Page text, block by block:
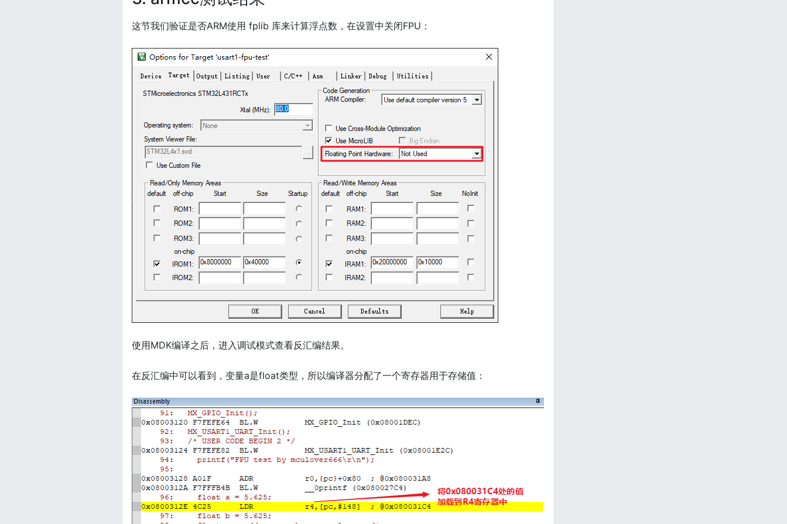
这节我们验证是否ARM使用 fplib 库来计算浮点数，在设置中关闭FPU：
使用MDK编译之后，进入调试模式查看反汇编结果。
在反汇编中可以看到，变量a是float类型，所以编译器分配了一个寄存器用于存储值：